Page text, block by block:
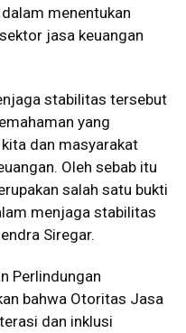
menentukan
jasa keuangan
stabilitas tersebut
yang
dan masyarakat
Oleh sebab itu
salah satu bukti
menjaga stabilitas
Siregar.
Perlindungan
bahwa Otoritas Jasa
dan inklusi